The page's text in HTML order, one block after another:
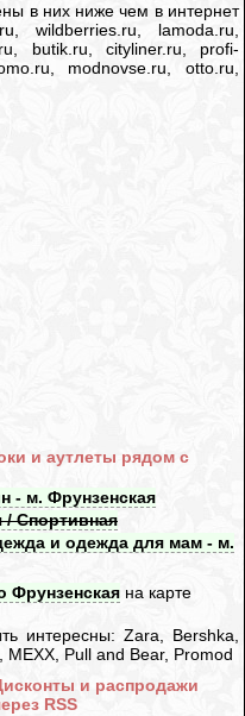
в них ниже чем в интернет
wildberries.ru, lamoda.ru,
butik.ru, cityliner.ru, profi-
modnovse.ru, otto.ru,
и аутлеты рядом с
- м. Фрунзенская
/ Спортивная
и одежда для мам - м.
Фрунзенская на карте
интересны: Zara, Bershka,
Pull and Bear, Promod
и распродажи
RSS